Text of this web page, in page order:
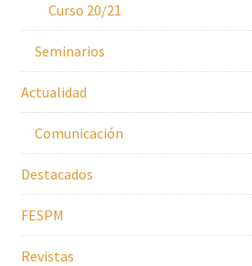
Curso 20/21
Seminarios
Actualidad
Comunicación
Destacados
FESPM
Revistas